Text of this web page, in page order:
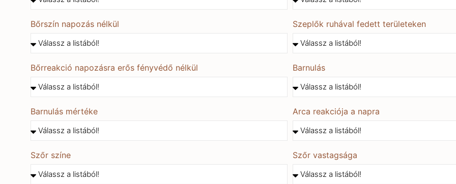
Bőrszín napozás nélkül Szeplők ruhával fedett területeken
Bőrreakció napozásra erős fényvédő nélkül Barnulás
Barnulás mértéke Arca reakciója a napra
Szőr színe Szőr vastagsága